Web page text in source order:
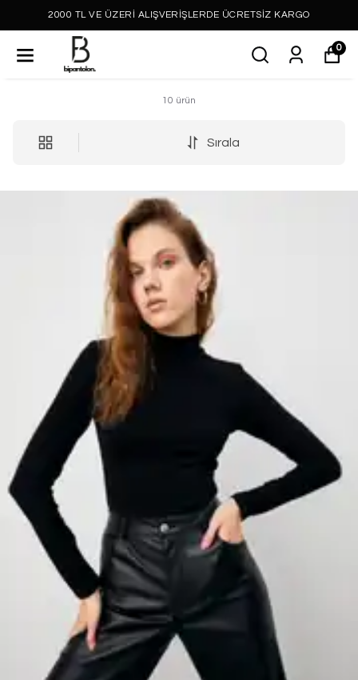
2000 TL VE ÜZERİ ALIŞVERİŞLERDE ÜCRETSİZ KARGO
0
10 ürün
Sırala